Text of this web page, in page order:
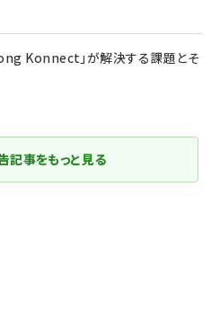
Konnect」が解決する課題とそ
記事をもっと見る